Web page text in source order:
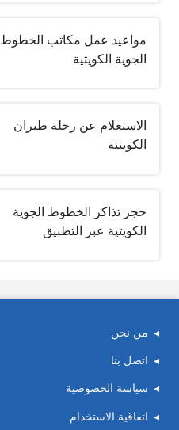
مواعيد عمل مكاتب الخطوط
الجوية الكويتية
الاستعلام عن رحلة طيران
الكويتية
حجز تذاكر الخطوط الجوية
الكويتية عبر التطبيق
من نحن
اتصل بنا
سياسة الخصوصية
اتفاقية الاستخدام